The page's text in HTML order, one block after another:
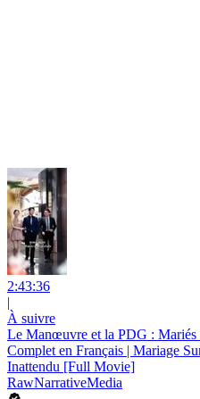
2:43:36
|
À suivre
Le Manœuvre et la PDG :
Complet en Français | Mariage
Inattendu [Full Movie]
RawNarrativeMedia